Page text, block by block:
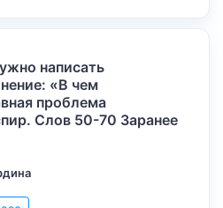
написать
«В чем
проблема
Слов 50-70 Заранее